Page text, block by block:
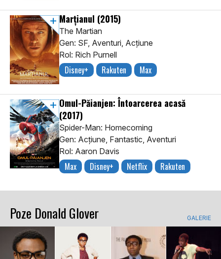
Marțianul (2015)
The Martian
Gen: SF, Aventuri, Acţiune
Rol: Rich Purnell
Disney+ Rakuten Max
Omul-Păianjen: Întoarcerea acasă
(2017)
Spider-Man: Homecoming
Gen: Acţiune, Fantastic, Aventuri
Rol: Aaron Davis
Max Disney+ Netflix Rakuten
Poze Donald Glover GALERIE